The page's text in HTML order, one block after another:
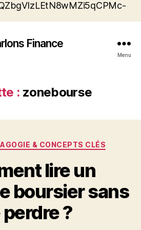
Finance
Menu
: zonebourse
Catégories
& CONCEPTS CLÉS
lire un
boursier sans
?